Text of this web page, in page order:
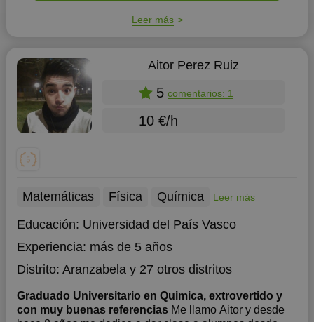
Leer más
Aitor Perez Ruiz
5 comentarios: 1
10 €/h
Matemáticas Física Química Leer más
Educación: Universidad del País Vasco
Experiencia: más de 5 años
Distrito: Aranzabelay 27 otros distritos
Graduado Universitario en Quimica, extrovertido y
con muy buenas referencias Me llamo Aitor y desde